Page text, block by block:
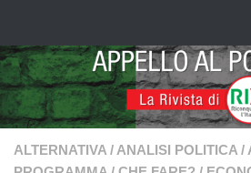
ALTERNATIVA / ANALISI POLITICA /